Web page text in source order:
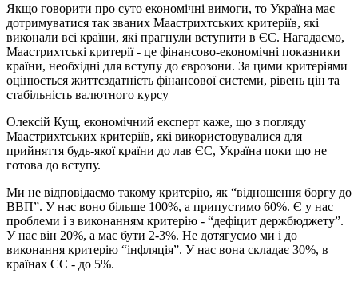
Якщо говорити про суто економічні вимоги, то Україна має
дотримуватися так званих Маастрихтських критеріїв, які
виконали всі країни, які прагнули вступити в ЄС. Нагадаємо,
Маастрихтські критерії - це фінансово-економічні показники
країни, необхідні для вступу до єврозони. За цими критеріями
оцінюється життєздатність фінансової системи, рівень цін та
стабільність валютного курсу
Олексій Кущ, економічний експерт каже, що з погляду
Маастрихтських критеріїв, які використовувалися для
прийняття будь-якої країни до лав ЄС, Україна поки що не
готова до вступу.
Ми не відповідаємо такому критерію, як “відношення боргу до
ВВП”. У нас воно більше 100%, а припустимо 60%. Є у нас
проблеми і з виконанням критерію - “дефіцит держбюджету”.
У нас він 20%, а має бути 2-3%. Не дотягуємо ми і до
виконання критерію “інфляція”. У нас вона складає 30%, в
країнах ЄС - до 5%.